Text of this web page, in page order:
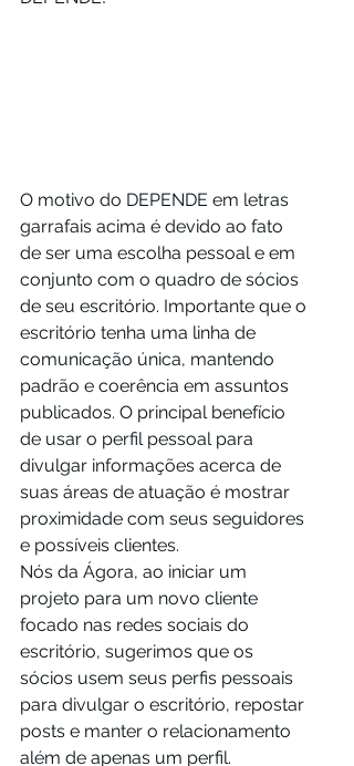
O motivo do DEPENDE em letras
garrafais acima é devido ao fato
de ser uma escolha pessoal e em
conjunto com o quadro de sócios
de seu escritório. Importante que o
escritório tenha uma linha de
comunicação única, mantendo
padrão e coerência em assuntos
publicados. O principal benefício
de usar o perfil pessoal para
divulgar informações acerca de
suas áreas de atuação é mostrar
proximidade com seus seguidores
e possíveis clientes.
Nós da Ágora, ao iniciar um
projeto para um novo cliente
focado nas redes sociais do
escritório, sugerimos que os
sócios usem seus perfis pessoais
para divulgar o escritório, repostar
posts e manter o relacionamento
além de apenas um perfil.